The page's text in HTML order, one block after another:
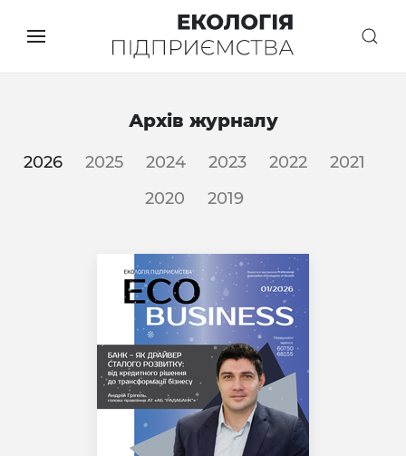
Архів журналу
2026 2025 2024 2023 2022
2021
2020
2019